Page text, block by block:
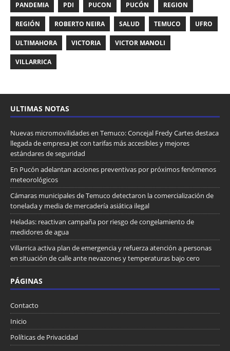
PANDEMIA PDI PUCON PUCÓN REGION
REGIÓN ROBERTO NEIRA SALUD TEMUCO UFRO
ULTIMAHORA VICTORIA VICTOR MANOLI
VILLARRICA
ULTIMAS NOTAS
Nuevas micromovilidades en Temuco: Concejal Fredy Cartes destaca
llegada de empresa Jet con tarifas más accesibles y mejores
estándares de seguridad
En Pucón adelantan acciones preventivas por próximos fenómenos
meteorológicos
Cámaras municipales de Temuco detectaron la comercialización de
tonelada y media de mercadería asiática ilegal
Heladas: reactivan campaña por riesgo de congelamiento de
medidores de agua
Villarrica activa plan de emergencia y refuerza atención a personas
en situación de calle ante nevazones y temperaturas bajo cero
PÁGINAS
Contacto
Inicio
Políticas de Privacidad